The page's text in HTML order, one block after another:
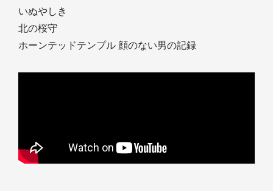
いぬやしき
北の桜守
ホーンテッドテンプル 顔のない男の記録